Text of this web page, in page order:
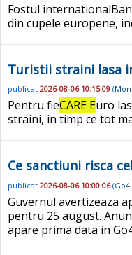
Fostul
din cupele europene,
Turistii straini lasa
publicat 2026-08-06 10:15:09 (
Pentru fieCARE Euro
straini, in timp ce tot
Ce sanctiuni risca
publicat 2026-08-06 10:00:06(
Guvernul avertizeaza
pentru 25 august.
apare prima data in